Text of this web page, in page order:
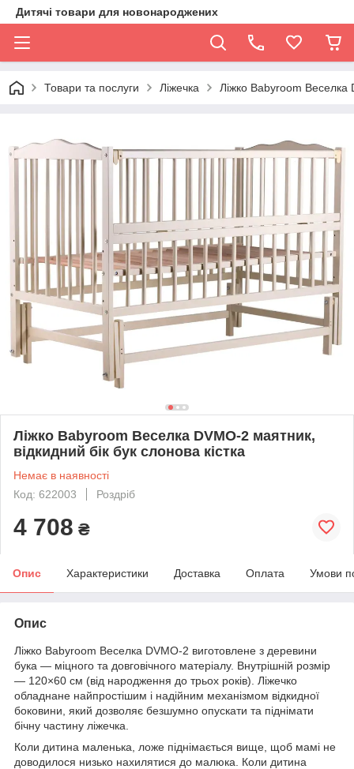
Дитячі товари для новонароджених
Товари та послуги Ліжечка Ліжко Babyroom Веселка
Ліжко Babyroom Веселка DVMO-2 маятник,
відкидний бік бук слонова кістка
Немає в наявності
Код: 622003
Роздріб
4 708 ₴
Опис Характеристики Доставка Оплата Умови
Опис
Ліжко Babyroom Веселка DVMO-2 виготовлене з деревини
бука — міцного та довговічного матеріалу. Внутрішній розмір
— 120×60 см (від народження до трьох років). Ліжечко
обладнане найпростішим і надійним механізмом відкидної
боковини, який дозволяє безшумно опускати та піднімати
бічну частину ліжечка.
Коли дитина маленька, ложе піднімається вище, щоб мамі не
доводилося низько нахилятися до малюка. Коли дитина